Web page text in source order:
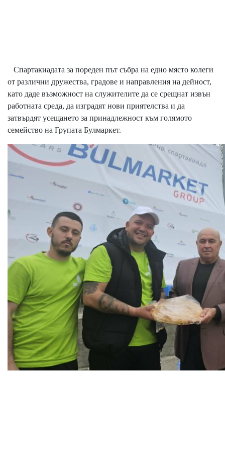
Спартакиадата за пореден път събра на едно място колеги
от различни дружества, градове и направления на дейност,
като даде възможност на служителите да се срещнат извън
работната среда, да изградят нови приятелства и да
затвърдят усещането за принадлежност към голямото
семейство на Групата Булмаркет.